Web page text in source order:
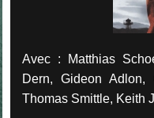
Avec : Matthias
Dern, Gideon Adlon,
Thomas Smittle, Keith